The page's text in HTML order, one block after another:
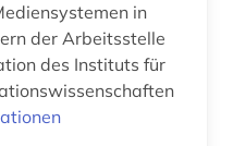
in
der Arbeitsstelle
des Instituts für